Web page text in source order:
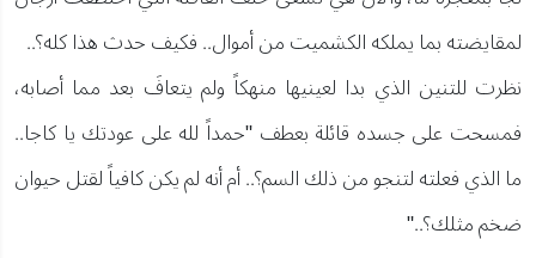
لمقايضته بما يملكه الكشميت من أموال.. فكيف حدث هذا كله؟..
نظرت للتنين الذي بدا لعينيها منهكاً ولم يتعافَ بعد مما أصابه،
فمسحت على جسده قائلة بعطف "حمداً لله على عودتك يا كاجا..
ما الذي فعلته لتنجو من ذلك السم؟.. أم أنه لم يكن كافياً لقتل حيوان
ضخم مثلك؟.."